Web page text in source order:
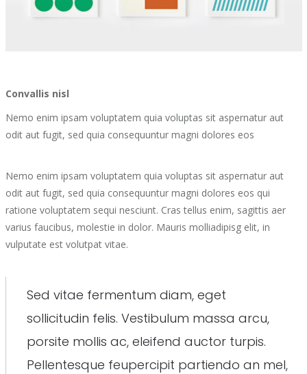
Convallis nisl
Nemo enim ipsam voluptatem quia voluptas sit aspernatur aut
odit aut fugit, sed quia consequuntur magni dolores eos
Nemo enim ipsam voluptatem quia voluptas sit aspernatur aut
odit aut fugit, sed quia consequuntur magni dolores eos qui
ratione voluptatem sequi nesciunt. Cras tellus enim, sagittis aer
varius faucibus, molestie in dolor. Mauris molliadipisg elit, in
vulputate est volutpat vitae.
Sed vitae fermentum diam, eget
sollicitudin felis. Vestibulum massa arcu,
porsite mollis ac, eleifend auctor turpis.
Pellentesque feupercipit partiendo an mel,